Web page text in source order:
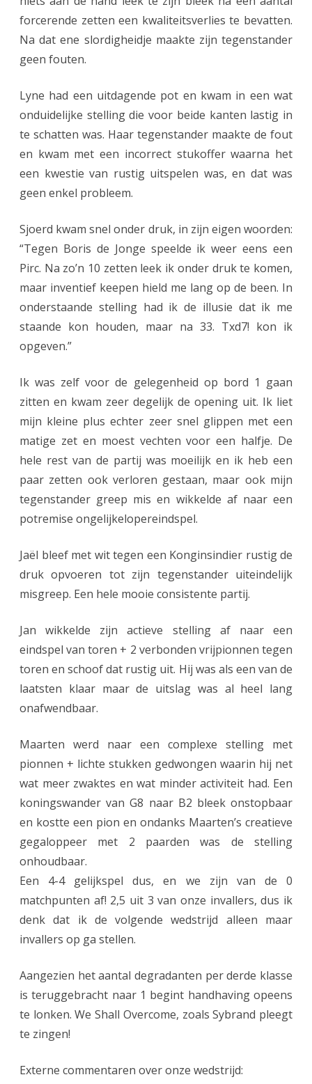
t
Z
w
o
l
e
forcerende zetten een kwaliteitsverlies te bevatten.
Na dat ene slordigheidje maakte zijn tegenstander
geen fouten.
Lyne had een uitdagende pot en kwam in een wat
onduidelijke stelling die voor beide kanten lastig in
te schatten was. Haar tegenstander maakte de fout
en kwam met een incorrect stukoffer waarna het
een kwestie van rustig uitspelen was, en dat was
geen enkel probleem.
Sjoerd kwam snel onder druk, in zijn eigen woorden:
“Tegen Boris de Jonge speelde ik weer eens een
Pirc. Na zo’n 10 zetten leek ik onder druk te komen,
maar inventief keepen hield me lang op de been. In
onderstaande stelling had ik de illusie dat ik me
staande kon houden, maar na 33. Txd7! kon ik
opgeven.”
Ik was zelf voor de gelegenheid op bord 1 gaan
zitten en kwam zeer degelijk de opening uit. Ik liet
mijn kleine plus echter zeer snel glippen met een
matige zet en moest vechten voor een halfje. De
hele rest van de partij was moeilijk en ik heb een
paar zetten ook verloren gestaan, maar ook mijn
tegenstander greep mis en wikkelde af naar een
potremise ongelijkelopereindspel.
Jaël bleef met wit tegen een Konginsindier rustig de
druk opvoeren tot zijn tegenstander uiteindelijk
misgreep. Een hele mooie consistente partij.
Jan wikkelde zijn actieve stelling af naar een
eindspel van toren + 2 verbonden vrijpionnen tegen
toren en schoof dat rustig uit. Hij was als een van de
laatsten klaar maar de uitslag was al heel lang
onafwendbaar.
Maarten werd naar een complexe stelling met
pionnen + lichte stukken gedwongen waarin hij net
wat meer zwaktes en wat minder activiteit had. Een
koningswander van G8 naar B2 bleek onstopbaar
en kostte een pion en ondanks Maarten’s creatieve
gegaloppeer met 2 paarden was de stelling
onhoudbaar.
Een 4-4 gelijkspel dus, en we zijn van de 0
matchpunten af! 2,5 uit 3 van onze invallers, dus ik
denk dat ik de volgende wedstrijd alleen maar
invallers op ga stellen.
Aangezien het aantal degradanten per derde klasse
is teruggebracht naar 1 begint handhaving opeens
te lonken. We Shall Overcome, zoals Sybrand pleegt
te zingen!
Externe commentaren over onze wedstrijd: